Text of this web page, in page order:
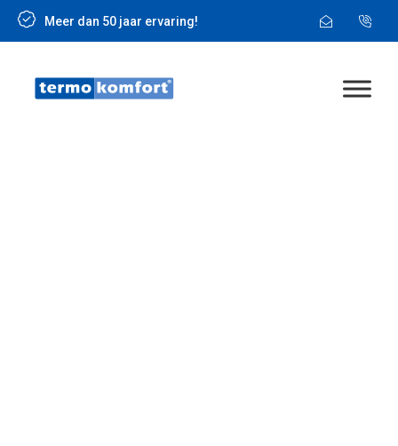
Meer dan 50 jaar ervaring!